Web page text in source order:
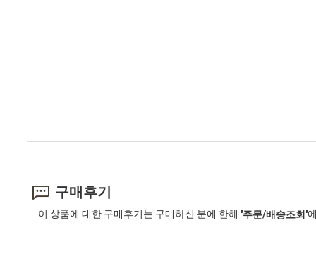
구매후기
이 상품에 대한 구매후기는 구매하신 분에 한해 '주문/배송조회'